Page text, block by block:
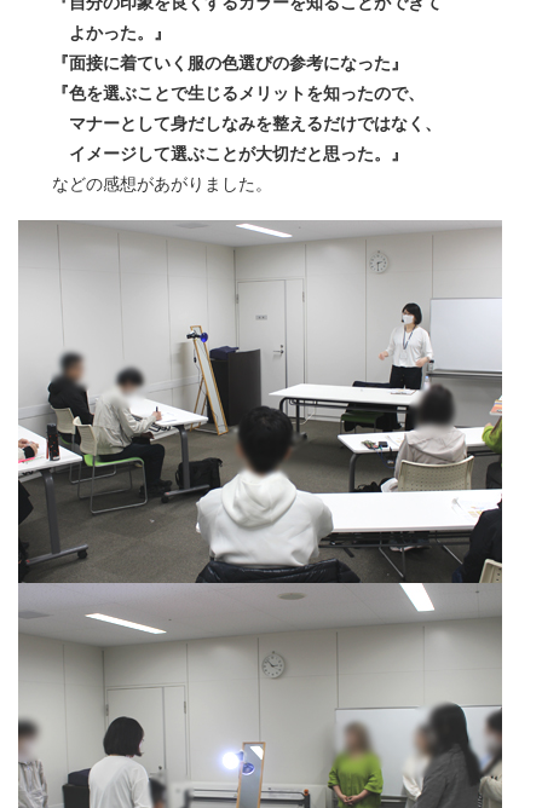
よかった。』
『面接に着ていく服の色選びの参考になった』
『色を選ぶことで生じるメリットを知ったので、
マナーとして身だしなみを整えるだけではなく、
イメージして選ぶことが大切だと思った。』
などの感想があがりました。